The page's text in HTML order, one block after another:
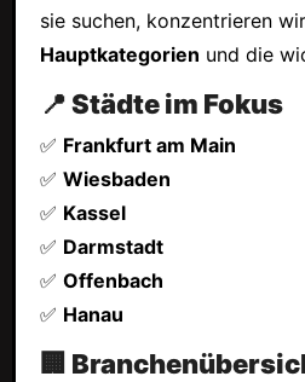
sie suchen, konzentrieren
Hauptkategorien und die
📍 Städte im Fokus
✅ Frankfurt am Main
✅ Wiesbaden
✅ Kassel
✅ Darmstadt
✅ Offenbach
✅ Hanau
🏢